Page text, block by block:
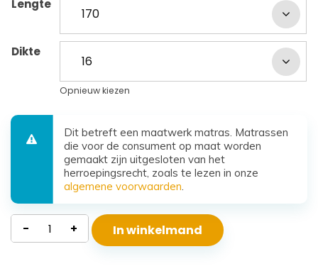
Lengte
Dikte
Opnieuw kiezen
Dit betreft een maatwerk matras. Matrassen
die voor de consument op maat worden
gemaakt zijn uitgesloten van het
herroepingsrecht, zoals te lezen in onze
algemene voorwaarden
Waterdicht
Polyether
- + In winkelmand